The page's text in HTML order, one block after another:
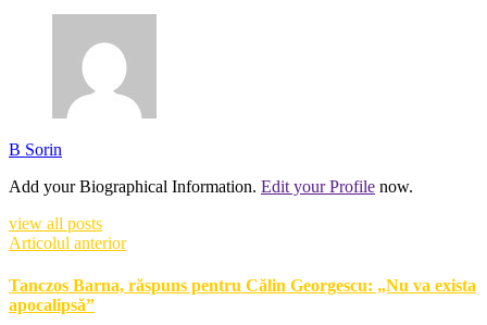
B Sorin
Add your Biographical Information. Edit your Profile now.
view all posts
Articolul anterior
Tanczos Barna, răspuns pentru Călin Georgescu: „Nu va exista
apocalipsă”